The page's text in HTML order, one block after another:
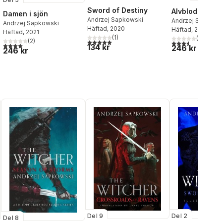
röster:
Damen i sjön
Andrzej Sapkowski
Häftad, 2021
4,0utav 5 stjärnor. Totalt antal röster:
(2)
246 kr
Sword of Destiny
Andrzej Sapkowski
Häftad, 2020
5,0utav 5 stjärnor. Totalt antal röster:
(1)
134 kr
Alvblod
Andrzej
Häftad, 2020
3,5utav 5(
246 kr
Del 8 Del 9 Del 2